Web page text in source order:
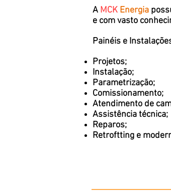
A MCK Energia
e com vasto
Painéis e
Projetos;
Instalação;
Parametrização;
Comissionamento;
Atendimento de
Assistência técnica;
Reparos;
Retroftting e